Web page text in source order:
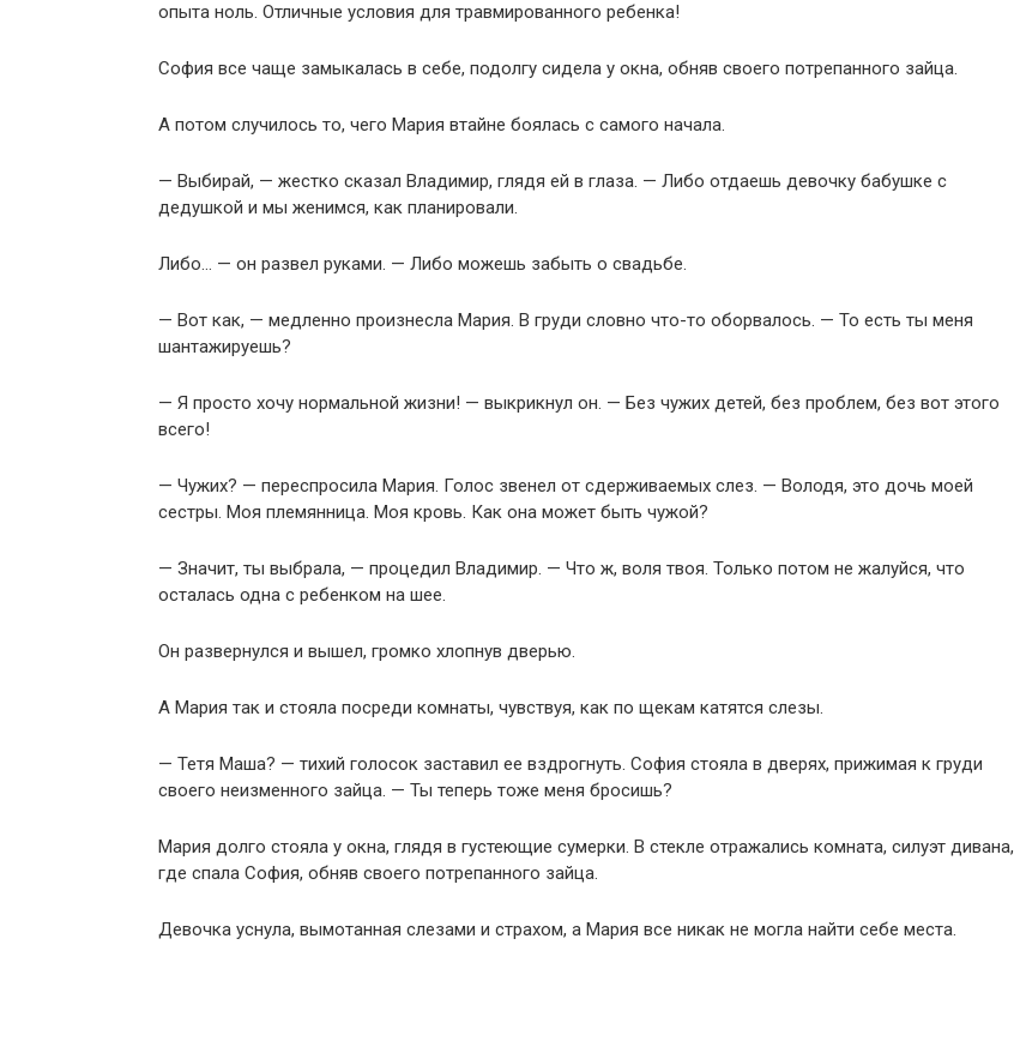
опыта ноль. Отличные условия для травмированного ребенка!
София все чаще замыкалась в себе, подолгу сидела у окна, обняв своего потрепанного зайца.
А потом случилось то, чего Мария втайне боялась с самого начала.
— Выбирай, — жестко сказал Владимир, глядя ей в глаза. — Либо отдаешь девочку бабушке с
дедушкой и мы женимся, как планировали.
Либо… — он развел руками. — Либо можешь забыть о свадьбе.
— Вот как, — медленно произнесла Мария. В груди словно что-то оборвалось. — То есть ты меня
шантажируешь?
— Я просто хочу нормальной жизни! — выкрикнул он. — Без чужих детей, без проблем, без вот этого
всего!
— Чужих? — переспросила Мария. Голос звенел от сдерживаемых слез. — Володя, это дочь моей
сестры. Моя племянница. Моя кровь. Как она может быть чужой?
— Значит, ты выбрала, — процедил Владимир. — Что ж, воля твоя. Только потом не жалуйся, что
осталась одна с ребенком на шее.
Он развернулся и вышел, громко хлопнув дверью.
А Мария так и стояла посреди комнаты, чувствуя, как по щекам катятся слезы.
— Тетя Маша? — тихий голосок заставил ее вздрогнуть. София стояла в дверях, прижимая к груди
своего неизменного зайца. — Ты теперь тоже меня бросишь?
Мария долго стояла у окна, глядя в густеющие сумерки. В стекле отражались комната, силуэт дивана,
где спала София, обняв своего потрепанного зайца.
Девочка уснула, вымотанная слезами и страхом, а Мария все никак не могла найти себе места.